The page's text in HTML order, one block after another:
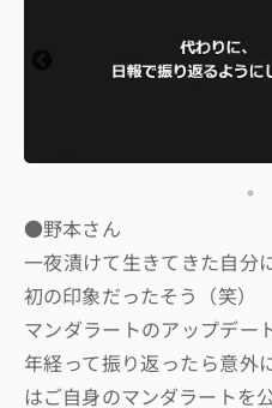
●野本さん
一夜漬けて生きてきた自分
初の印象だったそう（笑）
マンダラートのアップデー
年経って振り返ったら意外
はご自身のマンダラートを